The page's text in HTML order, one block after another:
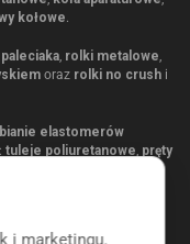
kołowe.
, rolki metalowe
oraz rolki no crush i
elastomerów
: tuleje poliuretanowe pręty
i marketingu.